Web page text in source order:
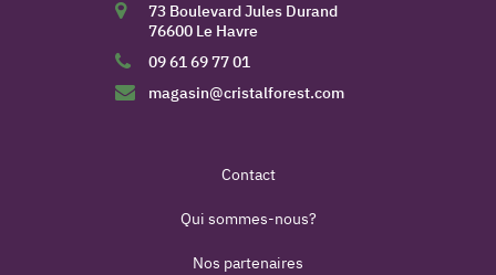
73 Boulevard Jules Durand
76600 Le Havre
09 61 69 77 01
magasin@cristalforest.com
Contact
Qui sommes-nous?
Nos partenaires